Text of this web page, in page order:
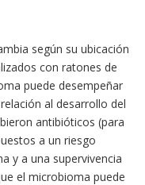
según su ubicación
con ratones de
puede desempeñar
al desarrollo del
antibióticos (para
a un riesgo
y a una supervivencia
el microbioma puede